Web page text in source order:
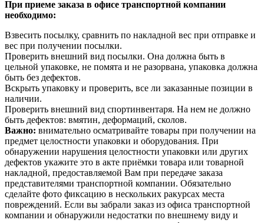
При приеме заказа в офисе транспортной компании
необходимо:
Взвесить посылку, сравнить по накладной вес при отправке и
вес при получении посылки.
Проверить внешний вид посылки. Она должна быть в
цельной упаковке, не помята и не разорвана, упаковка должна
быть без дефектов.
Вскрыть упаковку и проверить, все ли заказанные позиции в
наличии.
Проверить внешний вид спортинвентаря. На нем не должно
быть дефектов: вмятин, деформаций, сколов.
Важно: внимательно осматривайте товары при получении на
предмет целостности упаковки и оборудования. При
обнаружении нарушения целостности упаковки или других
дефектов укажите это в акте приёмки товара или товарной
накладной, предоставляемой Вам при передаче заказа
представителями транспортной компании. Обязательно
сделайте фото фиксацию в нескольких ракурсах места
повреждений. Если вы забрали заказ из офиса транспортной
компании и обнаружили недостатки по внешнему виду и